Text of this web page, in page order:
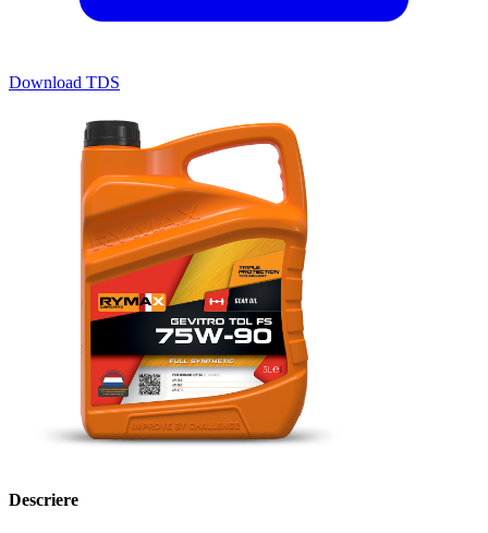
Download TDS
Descriere